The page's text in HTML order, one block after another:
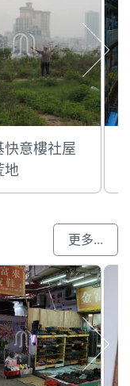
快意樓社屋
地
更多...